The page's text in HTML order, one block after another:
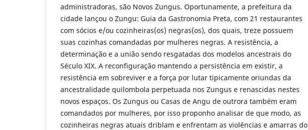
administradoras, são Novos Zungus. Oportunamente, a prefeitura da
cidade lançou o Zungu: Guia da Gastronomia Preta, com 21 restaurantes
com sócios e/ou cozinheiras(os) negras(os), dos quais, treze possuem
suas cozinhas comandadas por mulheres negras. A resistência, a
determinação e a união sendo resgatadas dos modelos ancestrais do
Século XIX. A reconfiguração mantendo a persistência em existir, a
resistência em sobreviver e a força por lutar tipicamente oriundas da
ancestralidade quilombola perpetuada nos Zungus e renascidas nestes
novos espaços. Os Zungus ou Casas de Angu de outrora também eram
comandados por mulheres, por isso proponho analisar de que modo, as
cozinheiras negras atuais driblam e enfrentam as violências e amarras do